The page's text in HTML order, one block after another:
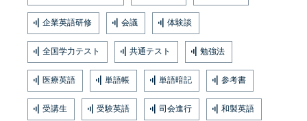
企業英語研修 会議 体験談
全国学力テスト 共通テスト 勉強法
医療英語 単語帳 単語暗記 参考書
受講生 受験英語 司会進行 和製英語